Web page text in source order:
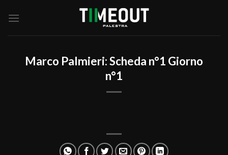
Marco Palmieri: Scheda n°1 Giorno
n°1